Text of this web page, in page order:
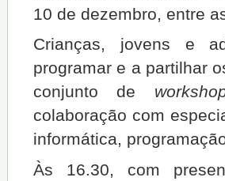
10 de dezembro, entre
Crianças, jovens e
programar e a partilhar
conjunto de
colaboração com
informática,
Às 16.30, com